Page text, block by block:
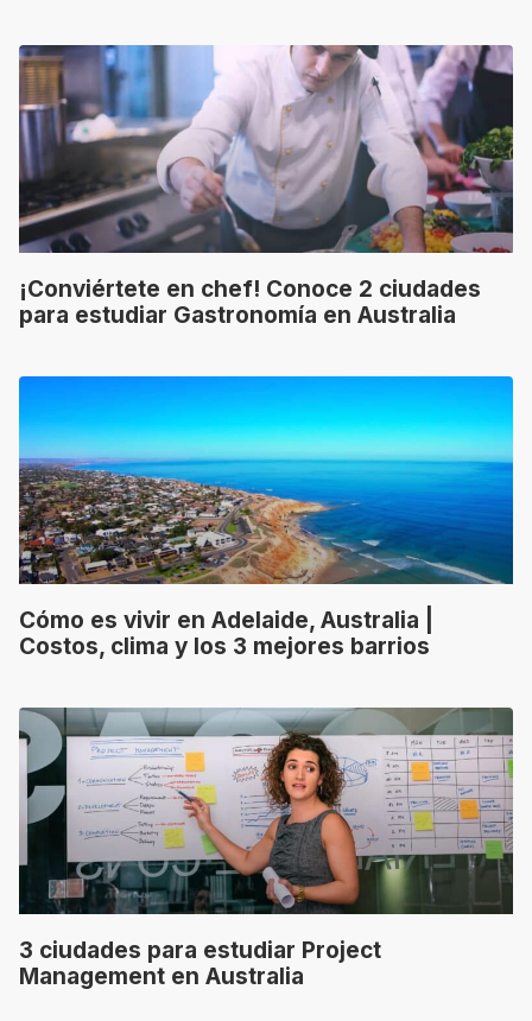
¡Conviértete en chef! Conoce 2 ciudades
para estudiar Gastronomía en Australia
Cómo es vivir en Adelaide, Australia |
Costos, clima y los 3 mejores barrios
3 ciudades para estudiar Project
Management en Australia